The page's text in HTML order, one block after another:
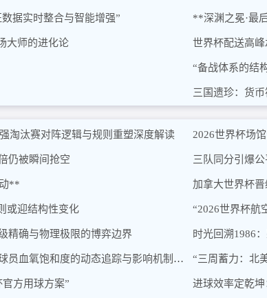
据实时整合与智能增强”
大师的进化论
**深渊之冕·最
世界杯配送高
“备战体系的结
三国遗珍：货
淘汰赛对阵逻辑与规则重塑深度解读
仍被瞬间抢空
**
或迎结构性变化
精确与物理极限的博弈边界
高海拔—低海拔交替赛程下2026世界杯球员血氧饱和度的动态追踪与影响机制分析
方用球方案”
2026世界杯场
三队同分引爆
加拿大世界杯
“2026世界杯航
时光回溯1986
“三周蓄力：北
进球效率定乾